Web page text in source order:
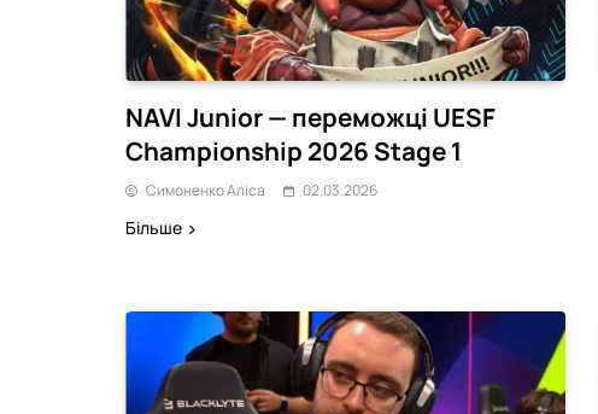
NAVI Junior — переможці UESF
Championship 2026 Stage 1
Симоненко Аліса 02.03.2026
Більше